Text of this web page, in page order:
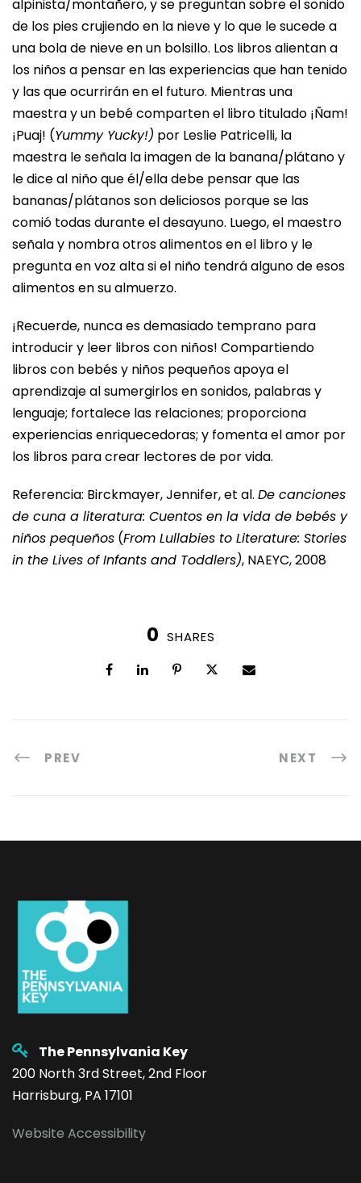
alpinista/montañero, y se preguntan sobre el sonido
de los pies crujiendo en la nieve y lo que le sucede a
una bola de nieve en un bolsillo. Los libros alientan a
los niños a pensar en las experiencias que han tenido
y las que ocurrirán en el futuro. Mientras una
maestra y un bebé comparten el libro titulado ¡Ñam!
¡Puaj! (Yummy Yucky!) por Leslie Patricelli, la
maestra le señala la imagen de la banana/plátano y
le dice al niño que él/ella debe pensar que las
bananas/plátanos son deliciosos porque se las
comió todas durante el desayuno. Luego, el maestro
señala y nombra otros alimentos en el libro y le
pregunta en voz alta si el niño tendrá alguno de esos
alimentos en su almuerzo.
¡Recuerde, nunca es demasiado temprano para
introducir y leer libros con niños! Compartiendo
libros con bebés y niños pequeños apoya el
aprendizaje al sumergirlos en sonidos, palabras y
lenguaje; fortalece las relaciones; proporciona
experiencias enriquecedoras; y fomenta el amor por
los libros para crear lectores de por vida.
Referencia: Birckmayer, Jennifer, et al. De canciones
de cuna a literatura: Cuentos en la vida de bebés y
niños pequeños (From Lullabies to Literature: Stories
in the Lives of Infants and Toddlers), NAEYC, 2008
0 SHARES
PREV NEXT
The Pennsylvania Key
200 North 3rd Street, 2nd Floor
Harrisburg, PA 17101
Website Accessibility